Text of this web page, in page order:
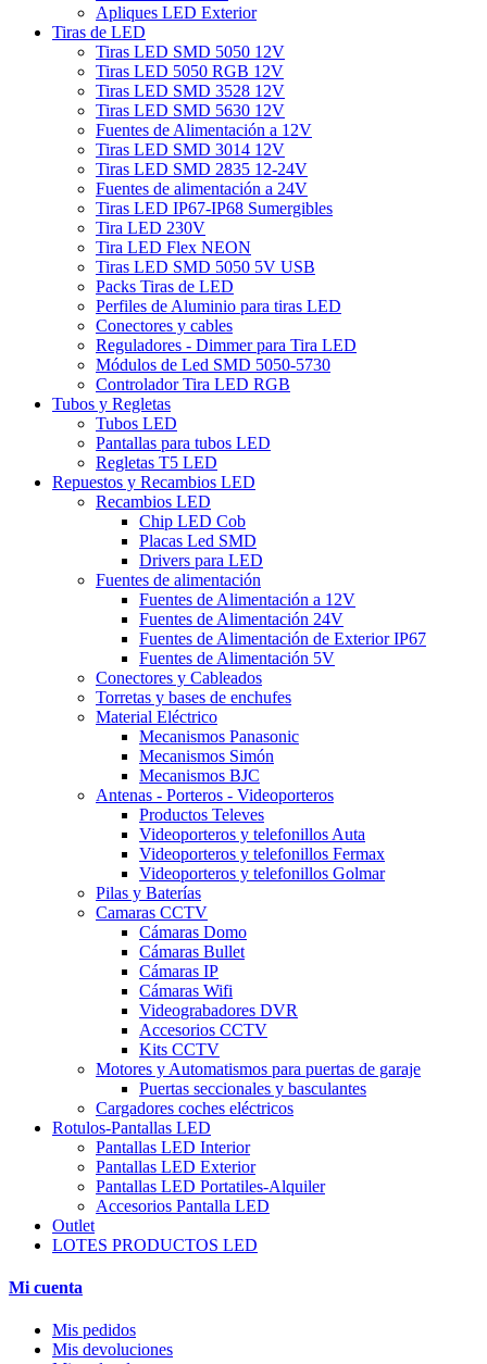
Apliques LED Exterior
Tiras de LED
Tiras LED SMD 5050 12V
Tiras LED 5050 RGB 12V
Tiras LED SMD 3528 12V
Tiras LED SMD 5630 12V
Fuentes de Alimentación a 12V
Tiras LED SMD 3014 12V
Tiras LED SMD 2835 12-24V
Fuentes de alimentación a 24V
Tiras LED IP67-IP68 Sumergibles
Tira LED 230V
Tira LED Flex NEON
Tiras LED SMD 5050 5V USB
Packs Tiras de LED
Perfiles de Aluminio para tiras LED
Conectores y cables
Reguladores - Dimmer para Tira LED
Módulos de Led SMD 5050-5730
Controlador Tira LED RGB
Tubos y Regletas
Tubos LED
Pantallas para tubos LED
Regletas T5 LED
Repuestos y Recambios LED
Recambios LED
Chip LED Cob
Placas Led SMD
Drivers para LED
Fuentes de alimentación
Fuentes de Alimentación a 12V
Fuentes de Alimentación 24V
Fuentes de Alimentación de Exterior IP67
Fuentes de Alimentación 5V
Conectores y Cableados
Torretas y bases de enchufes
Material Eléctrico
Mecanismos Panasonic
Mecanismos Simón
Mecanismos BJC
Antenas - Porteros - Videoporteros
Productos Televes
Videoporteros y telefonillos Auta
Videoporteros y telefonillos Fermax
Videoporteros y telefonillos Golmar
Pilas y Baterías
Camaras CCTV
Cámaras Domo
Cámaras Bullet
Cámaras IP
Cámaras Wifi
Videograbadores DVR
Accesorios CCTV
Kits CCTV
Motores y Automatismos para puertas de garaje
Puertas seccionales y basculantes
Cargadores coches eléctricos
Rotulos-Pantallas LED
Pantallas LED Interior
Pantallas LED Exterior
Pantallas LED Portatiles-Alquiler
Accesorios Pantalla LED
Outlet
LOTES PRODUCTOS LED
Mi cuenta
Mis pedidos
Mis devoluciones